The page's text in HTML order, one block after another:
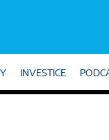
INVESTICE